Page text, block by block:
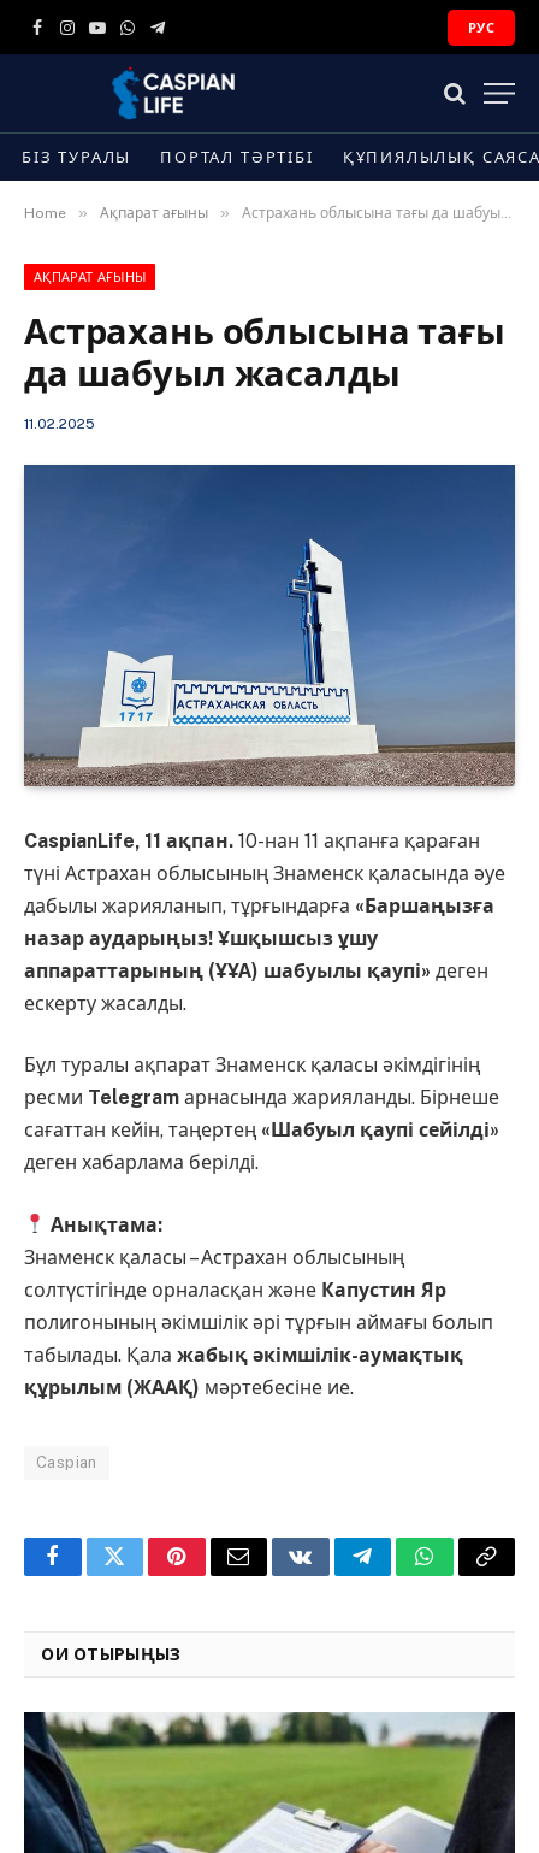
Facebook
Instagram
YouTube
WhatsApp
Telegram
РУС
БІЗ ТУРАЛЫ ПОРТАЛ ТӘРТІБІ ҚҰПИЯЛЫЛЫҚ
Home » Ақпарат ағыны » Астрахань облысына тағы да шабуыл жасалды
АҚПАРАТ АҒЫНЫ
Астрахань облысына тағы
да шабуыл жасалды
11.02.2025
CaspianLife, 11 ақпан. 10-нан 11 ақпанға қараған
түні Астрахан облысының Знаменск қаласында әуе
дабылы жарияланып, тұрғындарға «Баршаңызға
назар аударыңыз! Ұшқышсыз ұшу
аппараттарының (ҰҰА) шабуылы қаупі» деген
ескерту жасалды.
Бұл туралы ақпарат Знаменск қаласы әкімдігінің
ресми Telegram арнасында жарияланды. Бірнеше
сағаттан кейін, таңертең «Шабуыл қаупі сейілді»
деген хабарлама берілді.
Анықтама:
Знаменск қаласы – Астрахан облысының
солтүстігінде орналасқан және Капустин Яр
полигонының әкімшілік әрі тұрғын аймағы болып
табылады. Қала жабық әкімшілік-аумақтық
құрылым (ЖААҚ) мәртебесіне ие.
Caspian
FacebookTwitterPinterestEmail VKontakteTelegramWhatsApp
Copy
ОҚИ ОТЫРЫҢЫЗ